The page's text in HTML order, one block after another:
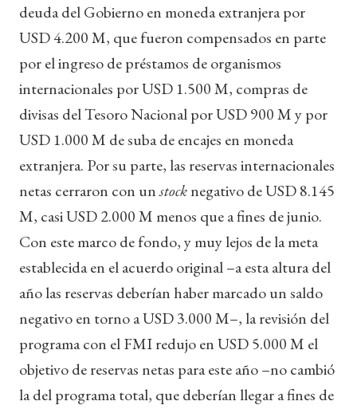
deuda del Gobierno en moneda extranjera por
USD 4.200 M, que fueron compensados en parte
por el ingreso de préstamos de organismos
internacionales por USD 1.500 M, compras de
divisas del Tesoro Nacional por USD 900 M y por
USD 1.000 M de suba de encajes en moneda
extranjera. Por su parte, las reservas internacionales
netas cerraron con unstocknegativo de USD 8.145
M, casi USD 2.000 M menos que a fines de junio.
Con este marco de fondo, y muy lejos de la meta
establecida en el acuerdo original –a esta altura del
año las reservas deberían haber marcado un saldo
negativo en torno a USD 3.000 M–, la revisión del
programa con el FMI redujo en USD 5.000 M el
objetivo de reservas netas para este año –no cambió
la del programa total, que deberían llegar a fines de